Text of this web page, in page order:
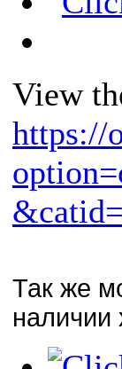
View
https://
Так же
наличии